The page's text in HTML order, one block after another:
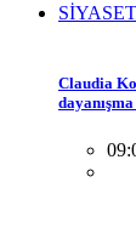
SİYASET
Claudia